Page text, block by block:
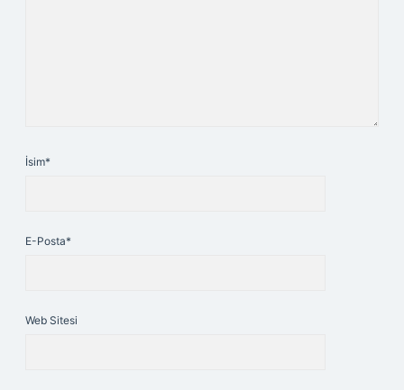
İsim*
E-Posta*
Web Sitesi